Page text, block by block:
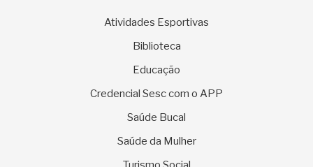
Atividades Esportivas
Biblioteca
Educação
Credencial Sesc com o APP
Saúde Bucal
Saúde da Mulher